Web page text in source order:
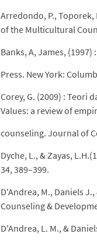
Arredondo, P., Toporek,
of the Multicultural
Banks, A, James,
Press. New York:
Corey, G. (2009) : Teori
Values: a review of
counseling. Journal of
Dyche, L., & Zayas,
34, 389–399.
D'Andrea, M., Daniels
Counseling &
D'Andrea, L. M., &